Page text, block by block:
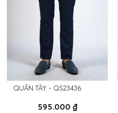
QUẦN TÂY - QS23436
595.000 ₫